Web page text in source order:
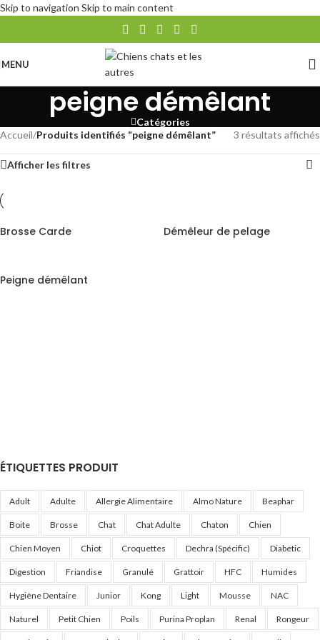
Skip to navigation Skip to main content
MENU
peigne démêlant
Catégories
Accueil/Produits identifiés “peigne démêlant” 3 résultats affichés
Afficher les filtres
Brosse Carde Démêleur de pelage
Peigne démêlant
ÉTIQUETTES PRODUIT
Adult Adulte Allergie Alimentaire Almo Nature Beaphar
Boite Brosse Chat Chat Adulte Chaton Chien
Chien Moyen Chiot Croquettes Dechra (Spécific) Diabetic
Digestion Friandise Granulé Grattoir HFC Humides
Hygiène Dentaire Junior Kong Light Mousse NAC
Naturel Petit Chien Poils Purina Proplan Renal Rongeur